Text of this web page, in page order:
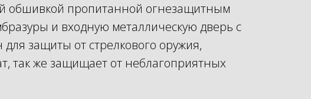
обшивкой пропитанной огнезащитным
и входную металлическую дверь с
защиты от стрелкового оружия,
так же защищает от неблагоприятных